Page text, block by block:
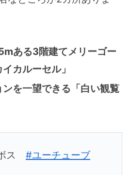
ある3階建てメリーゴー
カルーセル」
を一望できる「白い観覧
ス #ユーチューブ